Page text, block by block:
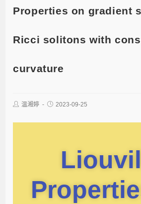
Properties on gradient
Ricci solitons with
curvature
温湘婷 2023-09-25